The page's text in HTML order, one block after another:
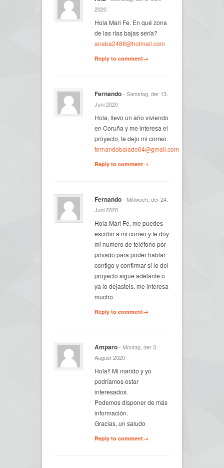
2020
Hola Mari Fe. En qué zona
de las rías bajas sería?
anaba2488@hotmail.com
Reply to comment→
Fernando- Samstag, der 13.
Juni 2020
Hola, llevo un año viviendo
en Coruña y me interesa el
proyecto, te dejo mi correo.
fernandobalado04@gmail.com
Reply to comment→
Fernando- Mittwoch, der 24.
Juni 2020
Hola Mari Fe, me puedes
escribir a mi correo y te doy
mi numero de teléfono por
privado para poder hablar
contigo y confirmar si lo del
proyecto sigue adelante o
ya lo dejasteis, me interesa
mucho.
Reply to comment→
Amparo- Montag, der 3.
August 2020
Hola!! Mi marido y yo
podríamos estar
interesados.
Podemos disponer de más
información.
Gracias, un saludo
Reply to comment→